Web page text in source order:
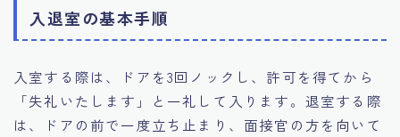
入退室の基本手順
入室する際は、ドアを3回ノックし、許可を得てから
「失礼いたします」と一礼して入ります。退室する際
は、ドアの前で一度立ち止まり、面接官の方を向いて